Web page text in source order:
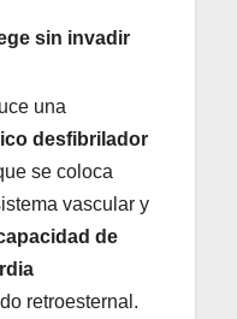
sin invadir
una
desfibrilador
se coloca
vascular y
de
retroesternal.